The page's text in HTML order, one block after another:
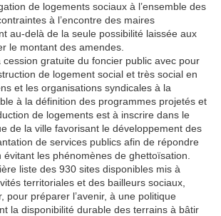
de logements sociaux à l’ensemble des
à l’encontre des maires
au-delà de la seule possibilité laissée aux
le montant des amendes.
cession gratuite du foncier public avec pour
de logement social et très social en
et les organisations syndicales à la
à la définition des programmes projetés et
de logements est à inscrire dans le
de la ville favorisant le développement des
de services publics afin de répondre
les phénomènes de ghettoïsation.
liste des 930 sites disponibles mis à
territoriales et des bailleurs sociaux,
pour préparer l’avenir, à une politique
la disponibilité durable des terrains à bâtir